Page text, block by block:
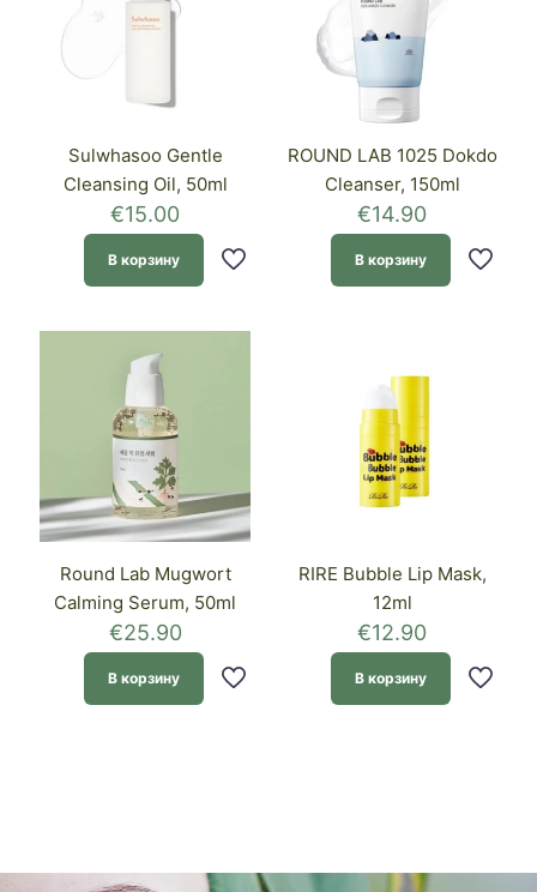
Sulwhasoo Gentle
Cleansing Oil, 50ml
€15.00
В корзину
ROUND LAB 1025 Dokdo
Cleanser, 150ml
€14.90
В корзину
Round Lab Mugwort
Calming Serum, 50ml
€25.90
В корзину
RIRE Bubble Lip Mask,
12ml
€12.90
В корзину